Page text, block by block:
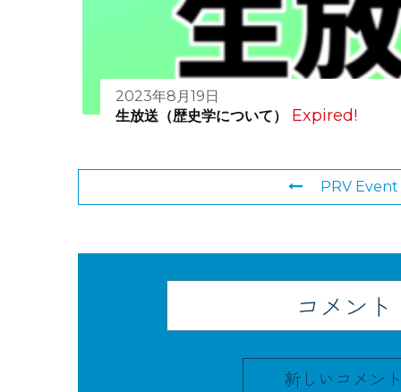
2023年8月19日
生放送（歴史学について）
Expired!
PRV Event
コメント
新しいコメン